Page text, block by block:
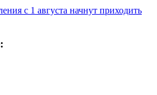
с 1 августа начнут приходить